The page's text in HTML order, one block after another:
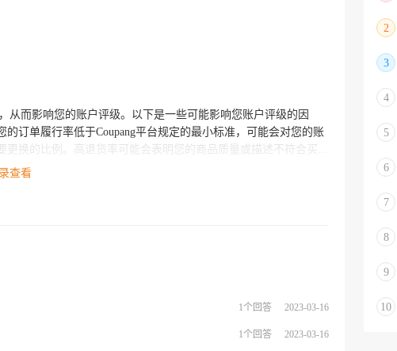
从而影响您的账户评级。以下是一些可能影响您账户评级的因
述，可能会对您的账户评级产生负面影响。 5. 订单取消
查看
1个回答 2023-03-16
1个回答 2023-03-16
2
3
4
5
6
7
8
9
10